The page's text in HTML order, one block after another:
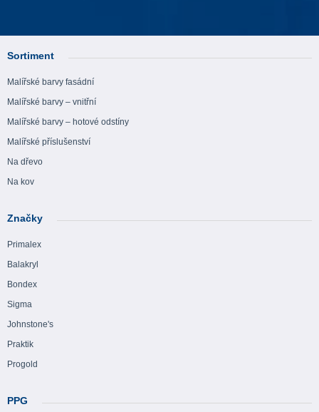
Sortiment
Malířské barvy fasádní
Malířské barvy – vnitřní
Malířské barvy – hotové odstíny
Malířské příslušenství
Na dřevo
Na kov
Značky
Primalex
Balakryl
Bondex
Sigma
Johnstone's
Praktik
Progold
PPG